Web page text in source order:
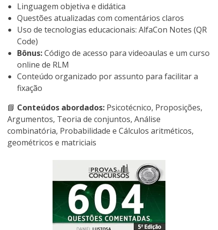
Linguagem objetiva e didática
Questões atualizadas com comentários claros
Uso de tecnologias educacionais: AlfaCon Notes (QR
Code)
Bônus:Código de acesso para videoaulas e um curso
online de RLM
Conteúdo organizado por assunto para facilitar a
fixação
📘 Conteúdos abordados: Psicotécnico, Proposições,
Argumentos, Teoria de conjuntos, Análise
combinatória, Probabilidade e Cálculos aritméticos,
geométricos e matriciais